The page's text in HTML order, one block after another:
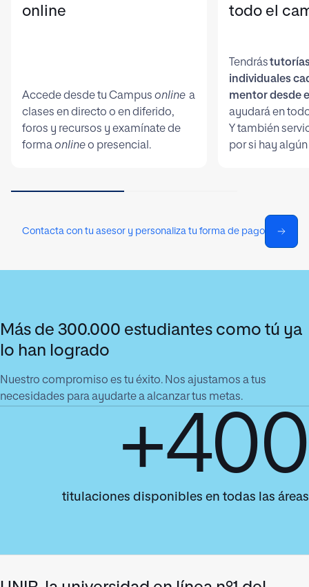
online
Accede desde tu Campus online a
clases en directo o en diferido,
foros y recursos y examínate de
formaonlineo presencial.
todo el
Tendrás
individuales
mentor desde
ayudará en
Y también
por si hay
Contacta con tu asesor y personaliza tu forma de pago
Más de 300.000 estudiantes como tú ya
lo han logrado
Nuestro compromiso es tu éxito. Nos ajustamos a tus
necesidades para ayudarte a alcanzar tus metas.
+400
titulaciones disponibles en todas las áreas